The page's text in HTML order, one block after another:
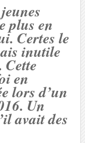
plus en
Certes le
inutile
en
lors d’un
Un
avait des